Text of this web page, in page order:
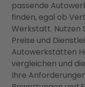
passende
finden, egal ob
Werkstatt. Nutzen
Preise und
Autowerkstätten
vergleichen und
Ihre